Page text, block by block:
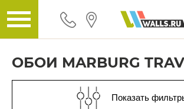
ОБОИ MARBURG
Показать